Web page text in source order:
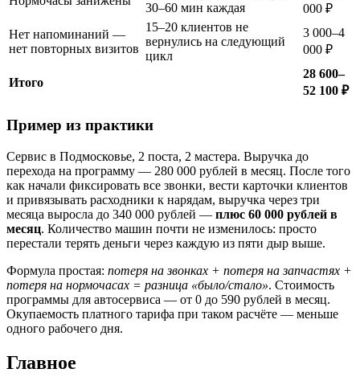
30–60 мин каждая
000 ₽
Нет напоминаний —
нет повторных визитов
15–20 клиентов не
вернулись на следующий
цикл
3 000–4
000 ₽
Итого
28 600–
52 100 ₽
Пример из практики
Сервис в Подмосковье, 2 поста, 2 мастера. Выручка до
перехода на программу — 280 000 рублей в месяц. После того
как начали фиксировать все звонки, вести карточки клиентов
и привязывать расходники к нарядам, выручка через три
месяца выросла до 340 000 рублей — плюс 60 000 рублей в
месяц. Количество машин почти не изменилось: просто
перестали терять деньги через каждую из пяти дыр выше.
Формула простая: потеря на звонках + потеря на запчастях +
потеря на нормочасах = разница «было/стало». Стоимость
программы для автосервиса — от 0 до 590 рублей в месяц.
Окупаемость платного тарифа при таком расчёте — меньше
одного рабочего дня.
Главное